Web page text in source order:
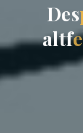
Des
altfe